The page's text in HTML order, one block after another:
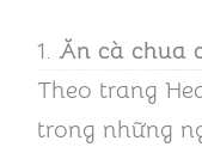
1. Ăn cà chua
Theo trang
trong những